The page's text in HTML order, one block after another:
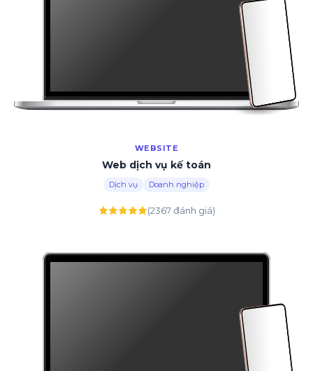
WEBSITE
Web dịch vụ kế toán
Dịch vụ Doanh nghiệp
(2367 đánh giá)